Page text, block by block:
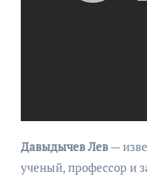
Давыдычев Лев—
ученый, профессор и